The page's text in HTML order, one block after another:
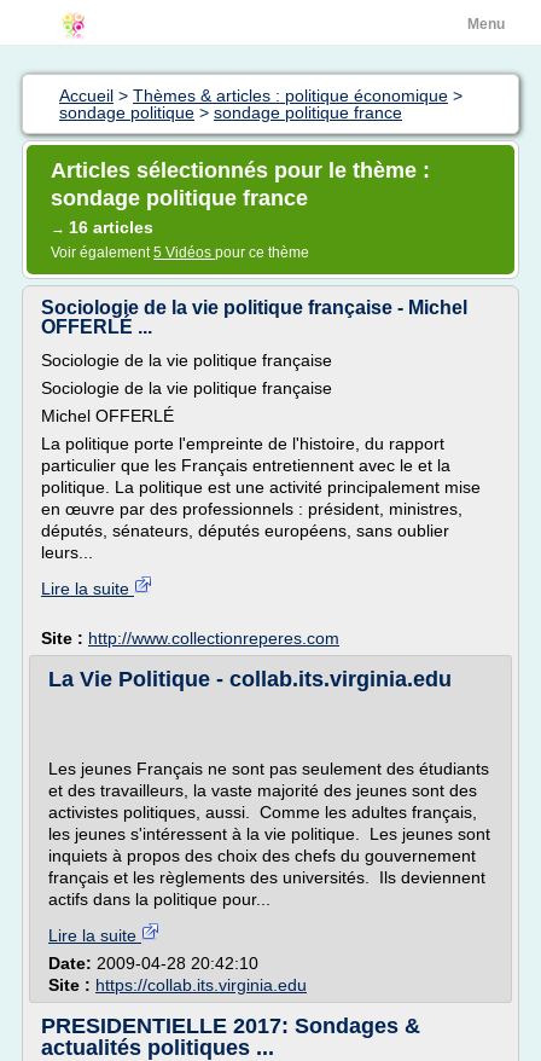
Menu
Accueil > Thèmes & articles : politique économique >
sondage politique > sondage politique france
Articles sélectionnés pour le thème :
sondage politique france
→ 16 articles
Voir également5 Vidéos pour ce thème
Sociologie de la vie politique française - Michel
OFFERLÉ ...
Sociologie de la vie politique française
Sociologie de la vie politique française
Michel OFFERLÉ
La politique porte l'empreinte de l'histoire, du rapport
particulier que les Français entretiennent avec le et la
politique. La politique est une activité principalement mise
en œuvre par des professionnels : président, ministres,
députés, sénateurs, députés européens, sans oublier
leurs...
Lire la suite
Site : http://www.collectionreperes.com
La Vie Politique - collab.its.virginia.edu
Les jeunes Français ne sont pas seulement des étudiants
et des travailleurs, la vaste majorité des jeunes sont des
activistes politiques, aussi. Comme les adultes français,
les jeunes s'intéressent à la vie politique. Les jeunes sont
inquiets à propos des choix des chefs du gouvernement
français et les règlements des universités. Ils deviennent
actifs dans la politique pour...
Lire la suite
Date: 2009-04-28 20:42:10
Site : https://collab.its.virginia.edu
PRESIDENTIELLE 2017: Sondages &
actualités politiques ...